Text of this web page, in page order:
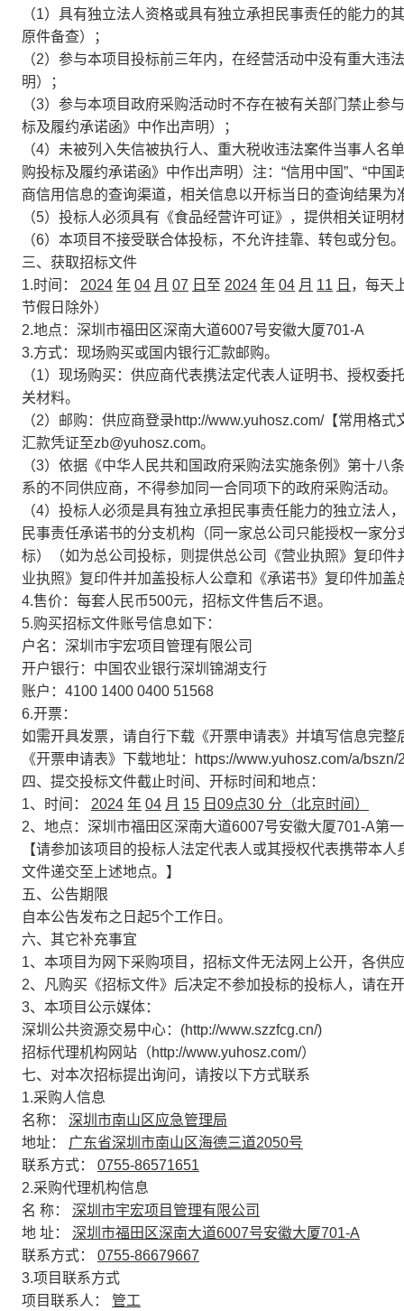
（1）具有独立法人资格或具有独立承担民事责任的能力
原件备查）；
（2）参与本项目投标前三年内，在经营活动中没有重大
明）；
（3）参与本项目政府采购活动时不存在被有关部门禁止
标及履约承诺函》中作出声明）；
（4）未被列入失信被执行人、重大税收违法案件当事人
购投标及履约承诺函》中作出声明）注：“信用中国”、“中
商信用信息的查询渠道，相关信息以开标当日的查询结果为
（5）投标人必须具有《食品经营许可证》，提供相关证明
（6）本项目不接受联合体投标，不允许挂靠、转包或分包。
三、获取招标文件
1.时间： 2024 年 04 月 07 日 至 2024 年 04 月 11 日 ，每天
节假日除外）
2.地点：深圳市福田区深南大道6007号安徽大厦701-A
3.方式：现场购买或国内银行汇款邮购。
（1）现场购买：供应商代表携法定代表人证明书、授权委
关材料。
（2）邮购：供应商登录http://www.yuhosz.com/【常用格
汇款凭证至zb@yuhosz.com。
（3）依据《中华人民共和国政府采购法实施条例》第十
系的不同供应商，不得参加同一合同项下的政府采购活动。
（4）投标人必须是具有独立承担民事责任能力的独立法
民事责任承诺书的分支机构（同一家总公司只能授权一家
标）（如为总公司投标，则提供总公司《营业执照》复印
业执照》复印件并加盖投标人公章和《承诺书》复印件加盖
4.售价：每套人民币500元，招标文件售后不退。
5.购买招标文件账号信息如下：
户名：深圳市宇宏项目管理有限公司
开户银行：中国农业银行深圳锦湖支行
账户：4100 1400 0400 51568
6.开票：
如需开具发票，请自行下载《开票申请表》并填写信息完整
《开票申请表》下载地址：https://www.yuhosz.com/a/bszn/
四、提交投标文件截止时间、开标时间和地点：
1、时间： 2024 年 04 月 15 日09点30 分（北京时间）
2、地点：深圳市福田区深南大道6007号安徽大厦701-A第
【请参加该项目的投标人法定代表人或其授权代表携带本
文件递交至上述地点。】
五、公告期限
自本公告发布之日起5个工作日。
六、其它补充事宜
1、本项目为网下采购项目，招标文件无法网上公开，各供
2、凡购买《招标文件》后决定不参加投标的投标人，请在
3、本项目公示媒体：
深圳公共资源交易中心：(http://www.szzfcg.cn/)
招标代理机构网站（http://www.yuhosz.com/）
七、对本次招标提出询问，请按以下方式联系
1.采购人信息
名称： 深圳市南山区应急管理局
地址： 广东省深圳市南山区海德三道2050号
联系方式： 0755-86571651
2.采购代理机构信息
名 称： 深圳市宇宏项目管理有限公司
地 址： 深圳市福田区深南大道6007号安徽大厦701-A
联系方式： 0755-86679667
3.项目联系方式
项目联系人： 管工